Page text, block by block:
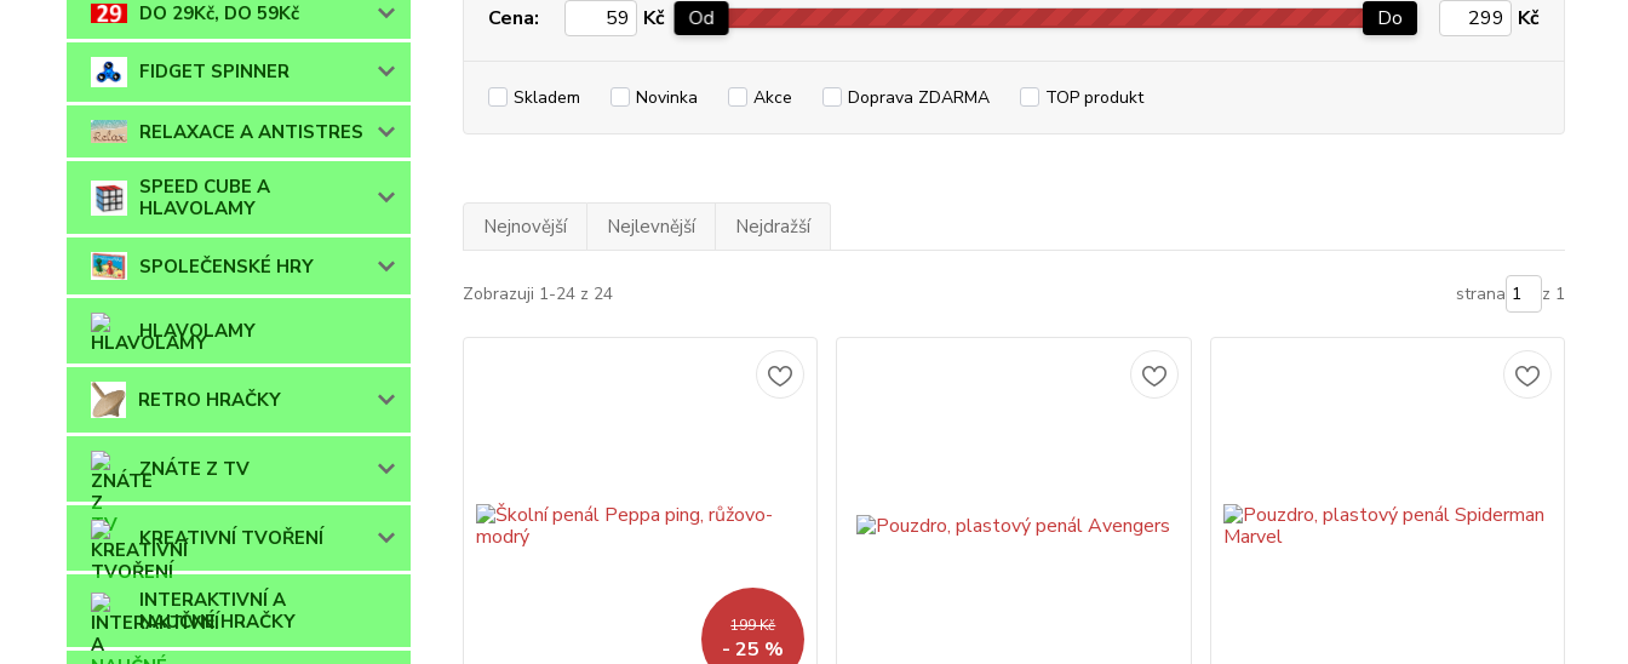
DO 29Kč, DO 59Kč
FIDGET SPINNER
RELAXACE A ANTISTRES
SPEED CUBE A
HLAVOLAMY
SPOLEČENSKÉ HRY
HLAVOLAMY
RETRO HRAČKY
ZNÁTE Z TV
KREATIVNÍ TVOŘENÍ
INTERAKTIVNÍ A
NAUČNÉ HRAČKY
Cena: Kč Od Do Kč
Skladem Novinka Akce Doprava ZDARMA TOP produkt
Nejnovější Nejlevnější Nejdražší
Zobrazuji 1-24 z 24 strana z 1
199 Kč
- 25 %